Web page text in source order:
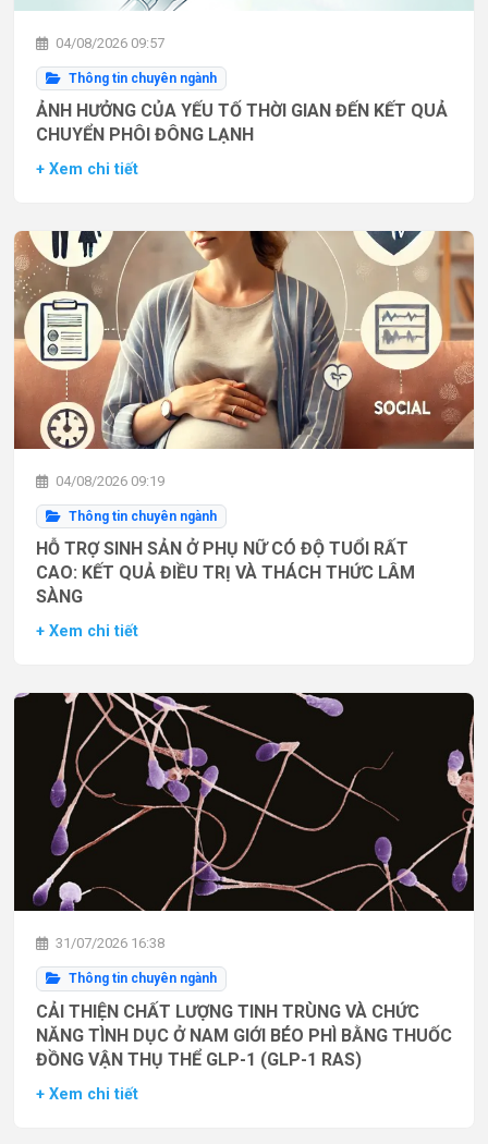
04/08/2026 09:57
Thông tin chuyên ngành
ẢNH HƯỞNG CỦA YẾU TỐ THỜI GIAN ĐẾN KẾT QUẢ
CHUYỂN PHÔI ĐÔNG LẠNH
+ Xem chi tiết
04/08/2026 09:19
Thông tin chuyên ngành
HỖ TRỢ SINH SẢN Ở PHỤ NỮ CÓ ĐỘ TUỔI RẤT
CAO: KẾT QUẢ ĐIỀU TRỊ VÀ THÁCH THỨC LÂM
SÀNG
+ Xem chi tiết
31/07/2026 16:38
Thông tin chuyên ngành
CẢI THIỆN CHẤT LƯỢNG TINH TRÙNG VÀ CHỨC
NĂNG TÌNH DỤC Ở NAM GIỚI BÉO PHÌ BẰNG THUỐC
ĐỒNG VẬN THỤ THỂ GLP-1 (GLP-1 RAS)
+ Xem chi tiết